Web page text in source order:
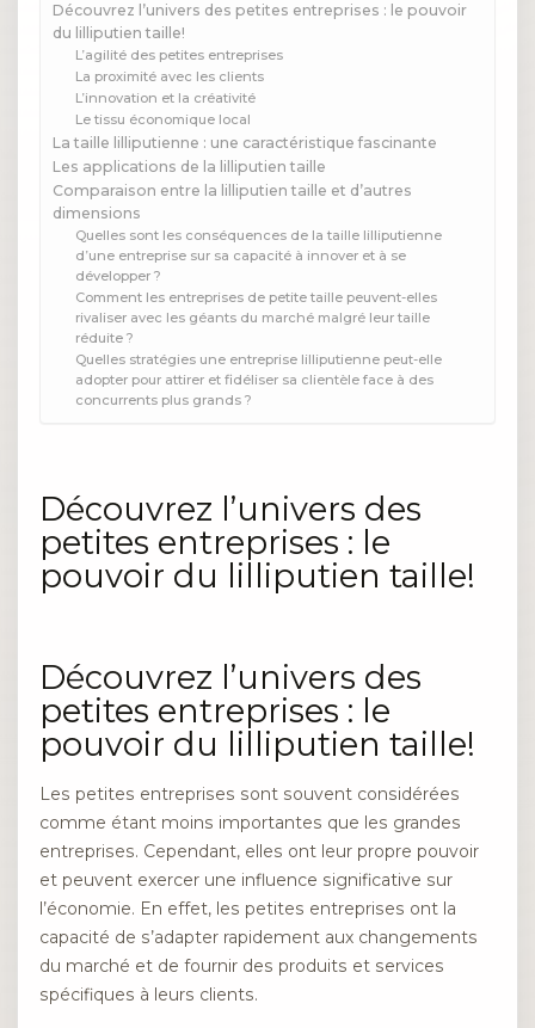
Découvrez l’univers des petites entreprises : le pouvoir
du lilliputien taille!
L’agilité des petites entreprises
La proximité avec les clients
L’innovation et la créativité
Le tissu économique local
La taille lilliputienne : une caractéristique fascinante
Les applications de la lilliputien taille
Comparaison entre la lilliputien taille et d’autres
dimensions
Quelles sont les conséquences de la taille lilliputienne
d’une entreprise sur sa capacité à innover et à se
développer ?
Comment les entreprises de petite taille peuvent-elles
rivaliser avec les géants du marché malgré leur taille
réduite ?
Quelles stratégies une entreprise lilliputienne peut-elle
adopter pour attirer et fidéliser sa clientèle face à des
concurrents plus grands ?
Découvrez l’univers des
petites entreprises : le
pouvoir du lilliputien taille!
Découvrez l’univers des
petites entreprises : le
pouvoir du lilliputien taille!
Les petites entreprises sont souvent considérées
comme étant moins importantes que les grandes
entreprises. Cependant, elles ont leur propre pouvoir
et peuvent exercer une influence significative sur
l’économie. En effet, les petites entreprises ont la
capacité de s’adapter rapidement aux changements
du marché et de fournir des produits et services
spécifiques à leurs clients.